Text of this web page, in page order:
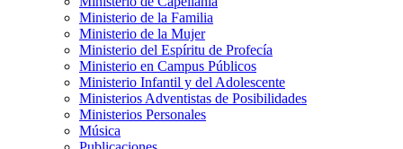
Ministerio de la Familia
Ministerio de la Mujer
Ministerio del Espíritu de Profecía
Ministerio en Campus Públicos
Ministerio Infantil y del Adolescente
Ministerios Adventistas de Posibilidades
Ministerios Personales
Música